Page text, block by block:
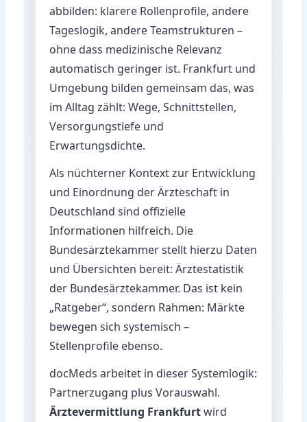
abbilden: klarere Rollenprofile, andere
Tageslogik, andere Teamstrukturen –
ohne dass medizinische Relevanz
automatisch geringer ist. Frankfurt und
Umgebung bilden gemeinsam das, was
im Alltag zählt: Wege, Schnittstellen,
Versorgungstiefe und
Erwartungsdichte.
Als nüchterner Kontext zur Entwicklung
und Einordnung der Ärzteschaft in
Deutschland sind offizielle
Informationen hilfreich. Die
Bundesärztekammer stellt hierzu Daten
und Übersichten bereit:Ärztestatistik
der Bundesärztekammer. Das ist kein
„Ratgeber“, sondern Rahmen: Märkte
bewegen sich systemisch –
Stellenprofile ebenso.
docMeds arbeitet in dieser Systemlogik:
Partnerzugang plus Vorauswahl.
Ärztevermittlung Frankfurtwird